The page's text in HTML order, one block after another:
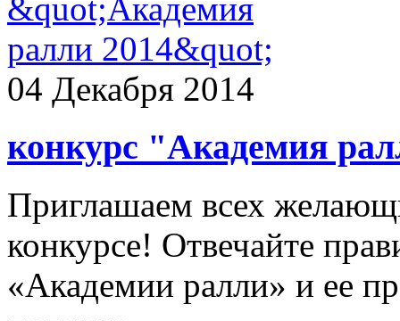
04 Декабря 2014
конкурс "Академия
Приглашаем всех
конкурсе! Отвечайте
«Академии ралли» и ее